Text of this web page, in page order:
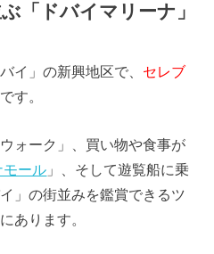
「ドバイマリーナ」
イ」の新興地区で、 セレブ
す。
ォーク」、買い物や食事が
モール 」、そして遊覧船に乗
」の街並みを鑑賞できるツ
あります。